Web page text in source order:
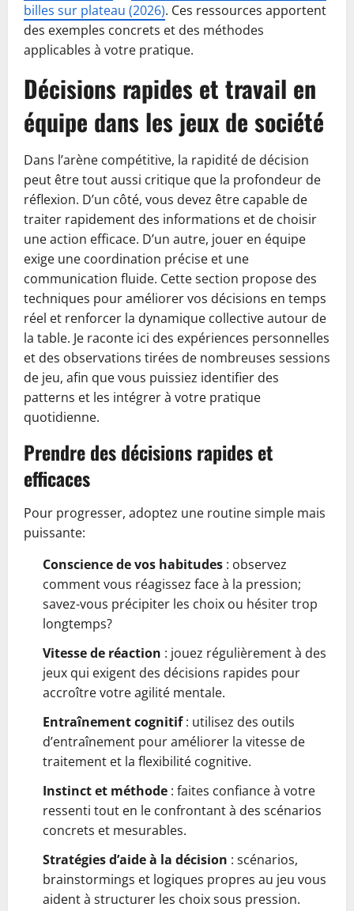
billes sur plateau (2026). Ces ressources apportent
des exemples concrets et des méthodes
applicables à votre pratique.
Décisions rapides et travail en
équipe dans les jeux de société
Dans l’arène compétitive, la rapidité de décision
peut être tout aussi critique que la profondeur de
réflexion. D’un côté, vous devez être capable de
traiter rapidement des informations et de choisir
une action efficace. D’un autre, jouer en équipe
exige une coordination précise et une
communication fluide. Cette section propose des
techniques pour améliorer vos décisions en temps
réel et renforcer la dynamique collective autour de
la table. Je raconte ici des expériences personnelles
et des observations tirées de nombreuses sessions
de jeu, afin que vous puissiez identifier des
patterns et les intégrer à votre pratique
quotidienne.
Prendre des décisions rapides et
efficaces
Pour progresser, adoptez une routine simple mais
puissante:
Conscience de vos habitudes : observez
comment vous réagissez face à la pression;
savez-vous précipiter les choix ou hésiter trop
longtemps?
Vitesse de réaction : jouez régulièrement à des
jeux qui exigent des décisions rapides pour
accroître votre agilité mentale.
Entraînement cognitif: utilisez des outils
d’entraînement pour améliorer la vitesse de
traitement et la flexibilité cognitive.
Instinct et méthode : faites confiance à votre
ressenti tout en le confrontant à des scénarios
concrets et mesurables.
Stratégies d’aide à la décision : scénarios,
brainstormings et logiques propres au jeu vous
aident à structurer les choix sous pression.